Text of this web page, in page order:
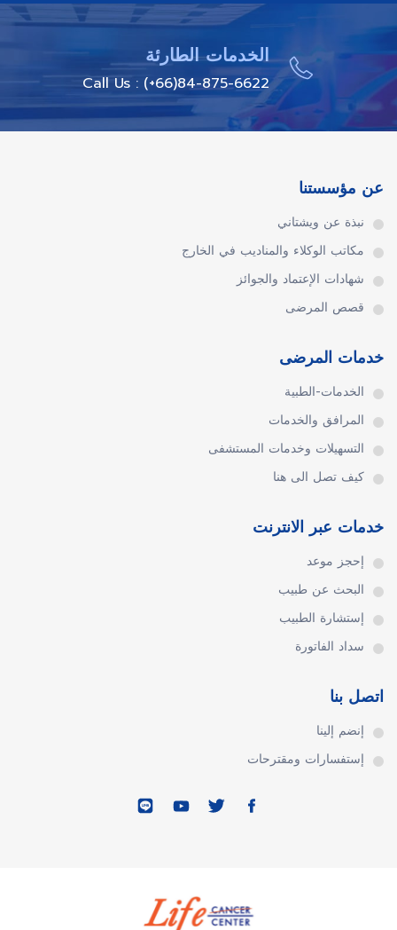
الخدمات الطارئة
Call Us : (+66)84-875-6622
عن مؤسستنا
نبذة عن ويشتاني
مكاتب الوكلاء والمناديب في الخارج
شهادات الإعتماد والجوائز
قصص المرضى
خدمات المرضى
الخدمات-الطبية
المرافق والخدمات
التسهيلات وخدمات المستشفى
كيف تصل الى هنا
خدمات عبر الانترنت
إحجز موعد
البحث عن طبيب
إستشارة الطبيب
سداد الفاتورة
اتصل بنا
إنضم إلينا
إستفسارات ومقترحات